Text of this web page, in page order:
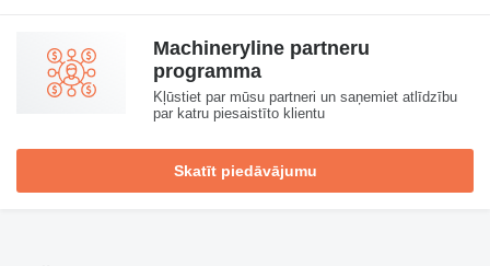
Machineryline partneru
programma
Kļūstiet par mūsu partneri un saņemiet atlīdzību
par katru piesaistīto klientu
Skatīt piedāvājumu